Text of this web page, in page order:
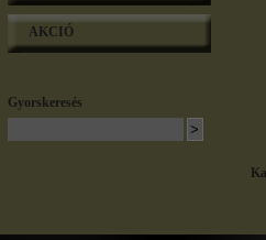
AKCIÓ
Gyorskeresés